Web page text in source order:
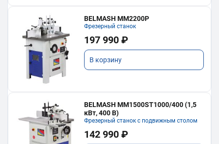
BELMASH MM2200P
Фрезерный станок
197 990 ₽
В корзину
BELMASH MM1500ST1000/400 (1,5
кВт, 400 В)
Фрезерный станок с подвижным столом
142 990 ₽